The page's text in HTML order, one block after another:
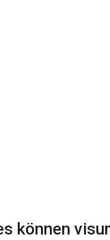
können